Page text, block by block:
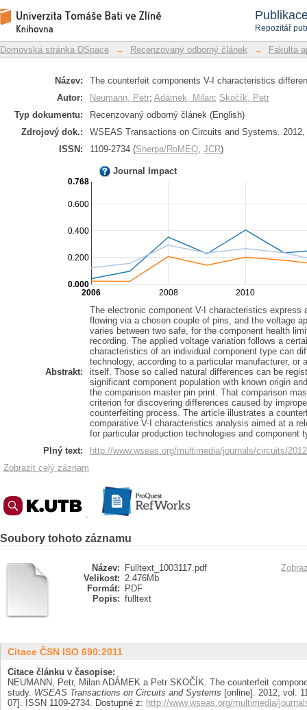
Repozitář
The counterfeit components V-I
Repozitář DSpace/Manakin
Domovská stránka DSpace → Recenzovaný odborný článek → Fakulta
Název:
The counterfeit components V-I characteristics
Autor:
Neumann, Petr; Adámek, Milan; Skočík, Petr
Typ dokumentu:
Recenzovaný odborný článek (English)
Zdrojový dok.:
WSEAS Transactions on Circuits and Systems.
ISSN:
1109-2734 (Sherpa/RoMEO, JCR)
Journal Impact
2008 2010
2006
0.200
0.400
0.600
0.000
0.768
Abstrakt:
The electronic component V-I characteristics express
flowing via a chosen couple of pins, and the voltage
varies between two safe, for the component health
recording. The applied voltage variation follows a
characteristics of an individual component type can
technology, according to a particular manufacturer, or
itself. Those so called natural differences can be
significant component population with known origin
the comparison master pin print. That comparison
criterion for discovering differences caused by
counterfeiting process. The article illustrates a
comparative V-I characteristics analysis aimed at a
for particular production technologies and component
Plný text:
http://www.wseas.org/multimedia/journals/circuits/
Zobrazit celý záznam
Soubory tohoto záznamu
Název:
Fulltext_1003117.pdf
Velikost: 2.476Mb
Formát:
PDF
Popis: fulltext
Citace ČSN ISO 690:2011
Citace článku v časopise:
NEUMANN, Petr, Milan ADÁMEK a Petr SKOČÍK. The counterfeit
study. WSEAS Transactions on Circuits and Systems [online]. 2012, vol.
07]. ISSN 1109-2734. Dostupné z: http://www.wseas.org/multimedia/